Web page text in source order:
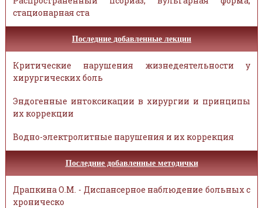
стационарная ста
Последние добавленные лекции
Критические нарушения жизнедеятельности у
хирургических боль
Эндогенные интоксикации в хирургии и принципы
их коррекции
Водно-электролитные нарушения и их коррекция
Последние добавленные методички
Драпкина О.М. - Диспансерное наблюдение больных с
хроническо